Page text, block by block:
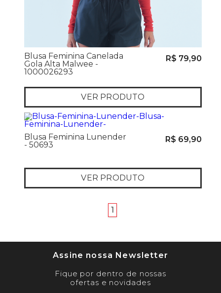
Blusa Feminina Canelada
Gola Alta Malwee -
1000026293
R$ 79,90
VER PRODUTO
Blusa Feminina Lunender
- 50693
R$ 69,90
VER PRODUTO
1
Assine nossa Newsletter
Fique por dentro de nossas
ofertas e novidades